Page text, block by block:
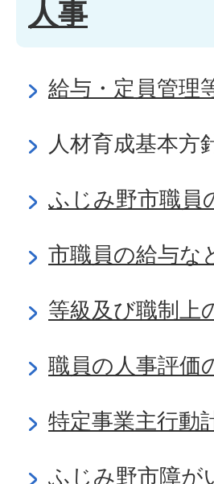
人事
給与・定員管理
人材育成基本方
ふじみ野市職員
市職員の給与な
等級及び職制上
職員の人事評価
特定事業主行動
ふじみ野市障が